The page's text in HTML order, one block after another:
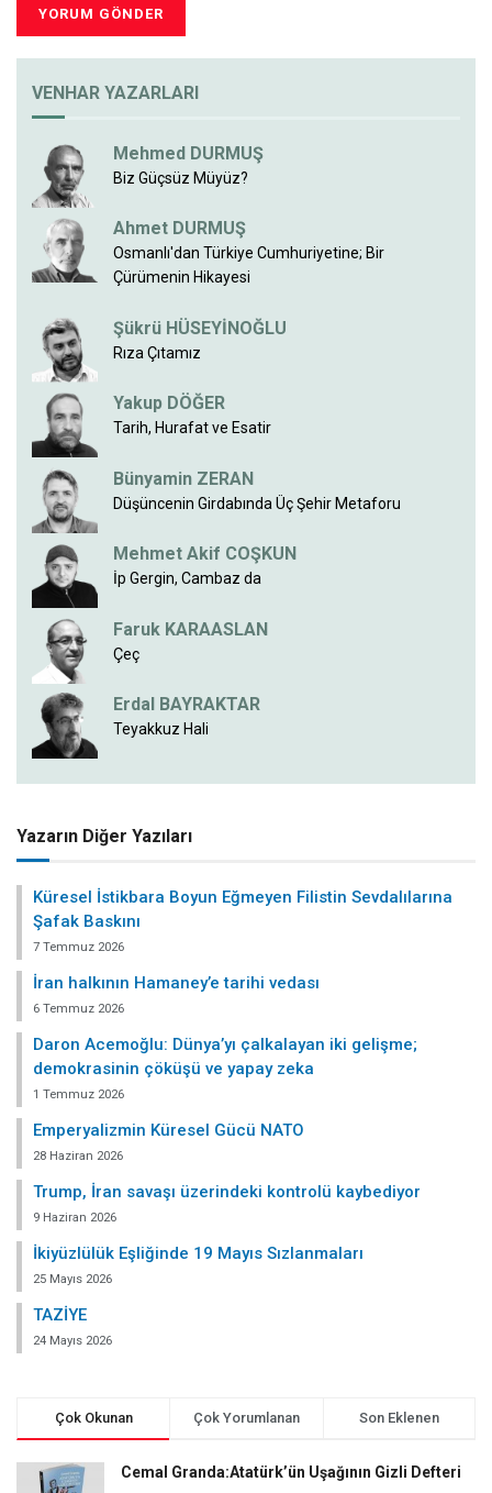
VENHAR YAZARLARI
Mehmed DURMUŞ
Biz Güçsüz Müyüz?
Ahmet DURMUŞ
Osmanlı'dan Türkiye Cumhuriyetine; Bir
Çürümenin Hikayesi
Şükrü HÜSEYİNOĞLU
Rıza Çıtamız
Yakup DÖĞER
Tarih, Hurafat ve Esatir
Bünyamin ZERAN
Düşüncenin Girdabında Üç Şehir Metaforu
Mehmet Akif COŞKUN
İp Gergin, Cambaz da
Faruk KARAASLAN
Çeç
Erdal BAYRAKTAR
Teyakkuz Hali
Yazarın Diğer Yazıları
Küresel İstikbara Boyun Eğmeyen Filistin Sevdalılarına
Şafak Baskını
7 Temmuz 2026
İran halkının Hamaney’e tarihi vedası
6 Temmuz 2026
Daron Acemoğlu: Dünya’yı çalkalayan iki gelişme;
demokrasinin çöküşü ve yapay zeka
1 Temmuz 2026
Emperyalizmin Küresel Gücü NATO
28 Haziran 2026
Trump, İran savaşı üzerindeki kontrolü kaybediyor
9 Haziran 2026
İkiyüzlülük Eşliğinde 19 Mayıs Sızlanmaları
25 Mayıs 2026
TAZİYE
24 Mayıs 2026
Çok Okunan Çok Yorumlanan Son Eklenen
Cemal Granda:Atatürk’ün Uşağının Gizli Defteri